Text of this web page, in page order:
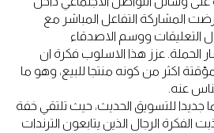
المشاركة التفاعل المباشر مع
التعليقات ووسم الاصدقاء
الحملة. عزز هذا الاسلوب فكرة ان
اكثر من كونه منتجا للبيع، وهو ما
عنه.
للتسويق الحديث، حيث تلتقي خفة
الفكرة الرجال الذين يتابعون الترندات